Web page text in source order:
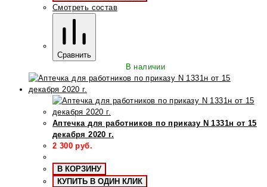
Смотреть состав
Сравнить
В наличии
Аптечка для работников по приказу N 1331н от 15
декабря 2020 г.
2 300 руб.
В КОРЗИНУ
КУПИТЬ В ОДИН КЛИК